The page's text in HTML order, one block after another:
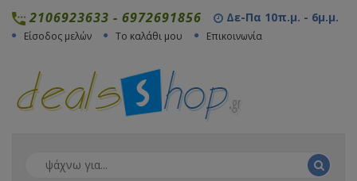
2106923633 - 6972691856 Δε-Πα 10π.μ. - 6μ.μ.
Είσοδος μελών Το καλάθι μου Επικοινωνία